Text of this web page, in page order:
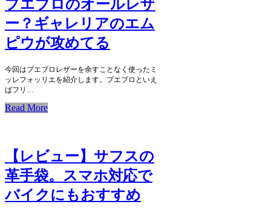
プエブロのオールレザ
ー？ギャレリアのエム
ピウが攻めてる
今回はプエブロレザーを余すことなく使ったミ
ッレフォッリエを紹介します。プエブロといえ
ばフリ…
Read More
【レビュー】サフスの
革手袋。スマホ対応で
バイクにもおすすめ